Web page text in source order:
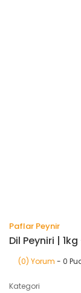
Paflar Peynir
Dil Peyniri |
(0) Yorum - 0
Kategori